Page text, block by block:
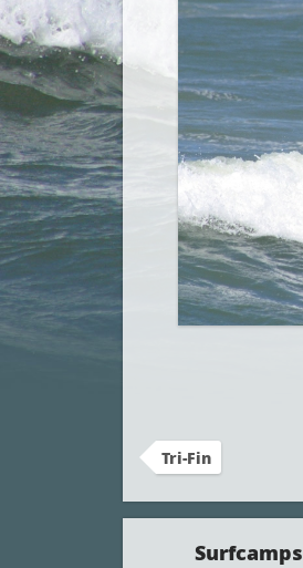
Tri-Fin
Surfcamps